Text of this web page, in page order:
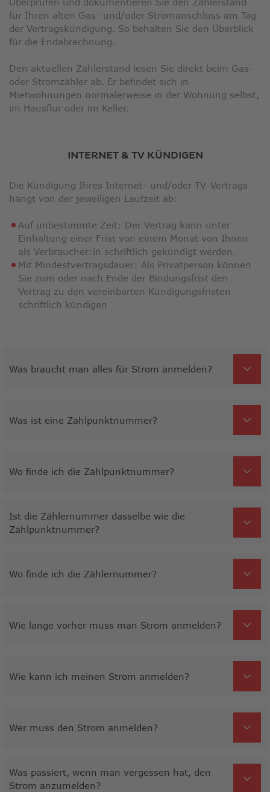
für Ihren alten Gas- und/oder Stromanschluss am Tag
der Vertragskündigung. So behalten Sie den Überblick
für die Endabrechnung.
Den aktuellen Zählerstand lesen Sie direkt beim Gas-
oder Stromzähler ab. Er befindet sich in
Mietwohnungen normalerweise in der Wohnung selbst,
im Hausflur oder im Keller.
INTERNET & TV KÜNDIGEN
Die Kündigung Ihres Internet- und/oder TV-Vertrags
hängt von der jeweiligen Laufzeit ab:
Auf unbestimmte Zeit: Der Vertrag kann unter
Einhaltung einer Frist von einem Monat von Ihnen
als Verbraucher:in schriftlich gekündigt werden.
Mit Mindestvertragsdauer: Als Privatperson können
Sie zum oder nach Ende der Bindungsfrist den
Vertrag zu den vereinbarten Kündigungsfristen
schriftlich kündigen
Was braucht man alles für Strom anmelden?
Was ist eine Zählpunktnummer?
Wo finde ich die Zählpunktnummer?
Ist die Zählernummer dasselbe wie die
Zählpunktnummer?
Wo finde ich die Zählernummer?
Wie lange vorher muss man Strom anmelden?
Wie kann ich meinen Strom anmelden?
Wer muss den Strom anmelden?
Was passiert, wenn man vergessen hat, den
Strom anzumelden?